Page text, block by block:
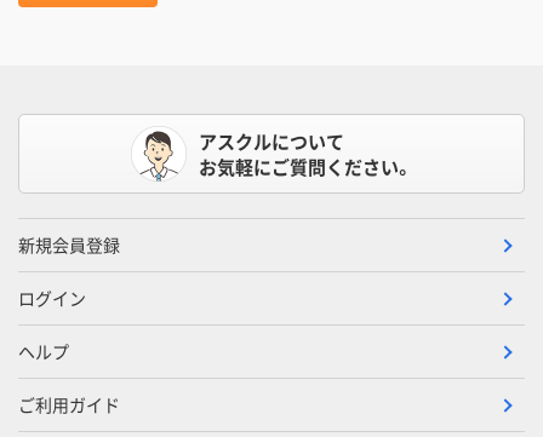
アスクルについて
お気軽にご質問ください。
新規会員登録
ログイン
ヘルプ
ご利用ガイド